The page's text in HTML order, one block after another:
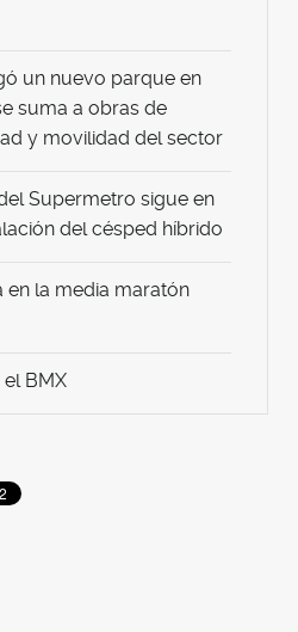
un nuevo parque en
suma a obras de
y movilidad del sector
Supermetro sigue en
del césped híbrido
en la media maratón
BMX